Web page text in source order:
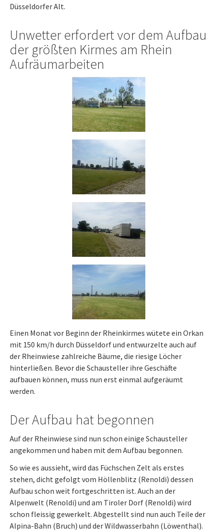
Düsseldorfer Alt.
Unwetter erfordert vor dem Aufbau
der größten Kirmes am Rhein
Aufräumarbeiten
Einen Monat vor Beginn der Rheinkirmes wütete ein Orkan
mit 150 km/h durch Düsseldorf und entwurzelte auch auf
der Rheinwiese zahlreiche Bäume, die riesige Löcher
hinterließen. Bevor die Schausteller ihre Geschäfte
aufbauen können, muss nun erst einmal aufgeräumt
werden.
Der Aufbau hat begonnen
Auf der Rheinwiese sind nun schon einige Schausteller
angekommen und haben mit dem Aufbau begonnen.
So wie es aussieht, wird das Füchschen Zelt als erstes
stehen, dicht gefolgt vom Höllenblitz (Renoldi) dessen
Aufbau schon weit fortgeschritten ist. Auch an der
Alpenwelt (Renoldi) und am Tiroler Dorf (Renoldi) wird
schon fleissig gewerkelt. Abgestellt sind nun auch Teile der
Alpina-Bahn (Bruch) und der Wildwasserbahn (Löwenthal).